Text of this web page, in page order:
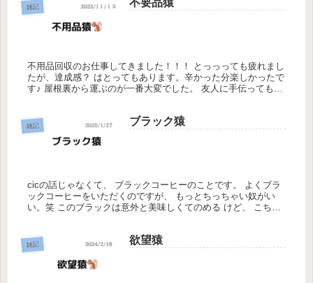
雑記 不要品猿
不用品回収のお仕事してきました！！！ とっっっても疲れまし
たが、達成感？ はとってもあります。辛かった分楽しかったで
す♪ 屋根裏から運ぶのが一番大変でした。 友人に手伝ってもら
雑記 ブラック猿
cicの話じゃなくて、 ブラックコーヒーのことです。 よくブラ
ックコーヒーをいただくのですが、 もっとちっちゃい奴がい
い。笑 このブラックは意外と美味しくてのめる けど、 こちら
雑記 欲望猿